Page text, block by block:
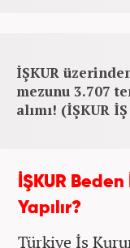
İŞKUR
mezunu 3.707
alımı! (İŞKUR
İŞKUR
Yapılır?
Türkiye İş